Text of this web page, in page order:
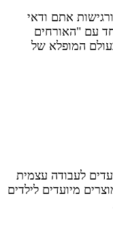
אתם ודאי
עם "האורחים
המופלא של
לעבודה עצמית
מיועדים לילדים